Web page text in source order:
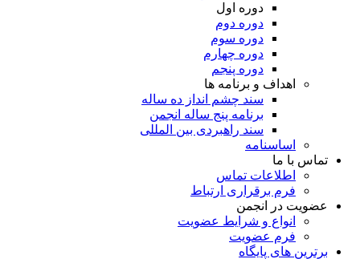
دوره اول
دوره دوم
دوره سوم
دوره چهارم
دوره پنجم
اهداف و برنامه ها
سند چشم انداز ده ساله
برنامه پنج ساله انجمن
سند راهبردی بین المللی
اساسنامه
تماس با ما
اطلاعات تماس
فرم برقراری ارتباط
عضویت در انجمن
انواع و شرایط عضویت
فرم عضویت
برترین های پایگاه